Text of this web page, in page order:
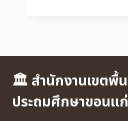
🏛 สำนักงานเขตพื้
ประถมศึกษาขอนแ